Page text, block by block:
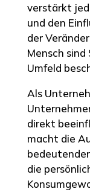
verstärkt
und den
der
Mensch sind
Umfeld
Als
direkt
macht die
die